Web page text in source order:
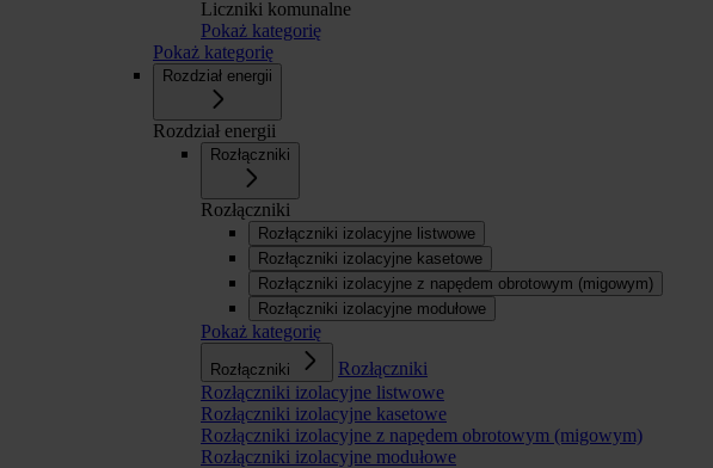
Liczniki komunalne
Pokaż kategorię
Pokaż kategorię
Rozdział energii
Rozdział energii
Rozłączniki
Rozłączniki
Rozłączniki izolacyjne listwowe
Rozłączniki izolacyjne kasetowe
Rozłączniki izolacyjne z napędem obrotowym (migowym)
Rozłączniki izolacyjne modułowe
Pokaż kategorię
Rozłączniki
Rozłączniki
Rozłączniki izolacyjne listwowe
Rozłączniki izolacyjne kasetowe
Rozłączniki izolacyjne z napędem obrotowym (migowym)
Rozłączniki izolacyjne modułowe